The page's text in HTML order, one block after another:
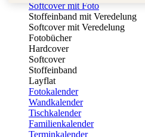
Softcover mit Foto
Stoffeinband mit Veredelung
Softcover mit Veredelung
Fotobücher
Hardcover
Softcover
Stoffeinband
Layflat
Fotokalender
Wandkalender
Tischkalender
Familienkalender
Terminkalender